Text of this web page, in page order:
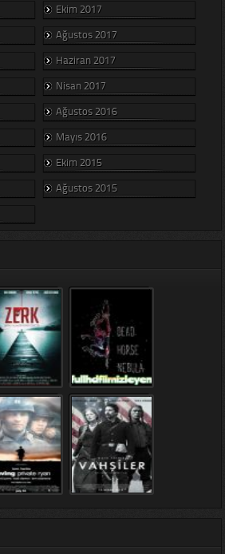
Ekim 2017
Ağustos 2017
Haziran 2017
Nisan 2017
Ağustos 2016
Mayıs 2016
Ekim 2015
Ağustos 2015